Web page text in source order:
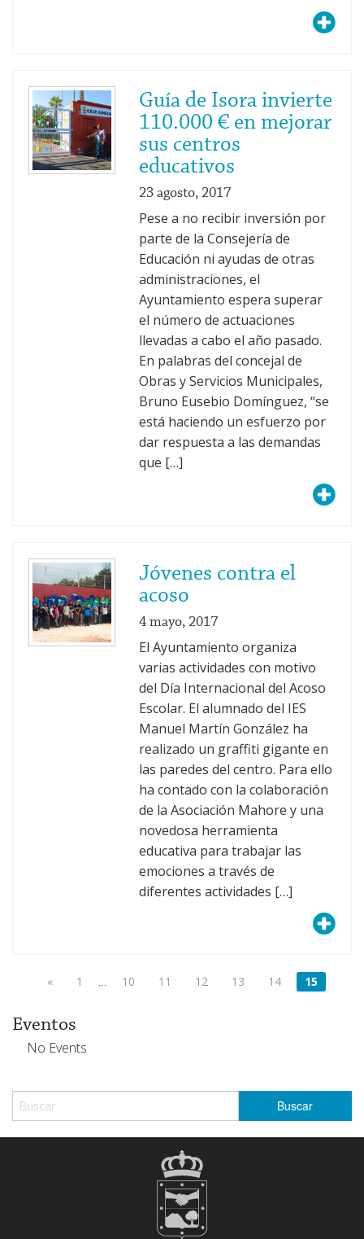
Guía de Isora invierte
110.000 € en mejorar
sus centros
educativos
23 agosto, 2017
Pese a no recibir inversión por
parte de la Consejería de
Educación ni ayudas de otras
administraciones, el
Ayuntamiento espera superar
el número de actuaciones
llevadas a cabo el año pasado.
En palabras del concejal de
Obras y Servicios Municipales,
Bruno Eusebio Domínguez, “se
está haciendo un esfuerzo por
dar respuesta a las demandas
que […]
Jóvenes contra el
acoso
4 mayo, 2017
El Ayuntamiento organiza
varias actividades con motivo
del Día Internacional del Acoso
Escolar. El alumnado del IES
Manuel Martín González ha
realizado un graffiti gigante en
las paredes del centro. Para ello
ha contado con la colaboración
de la Asociación Mahore y una
novedosa herramienta
educativa para trabajar las
emociones a través de
diferentes actividades […]
« 1 10 11 12 13 14 15
Eventos
No Events